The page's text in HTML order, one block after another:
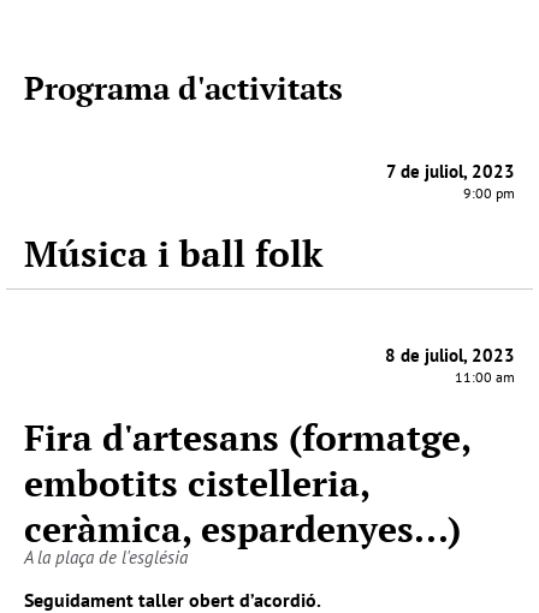
Programa d'activitats
7 de juliol, 2023
9:00 pm
Música i ball folk
8 de juliol, 2023
11:00 am
Fira d'artesans (formatge,
embotits cistelleria,
ceràmica, espardenyes...)
A la plaça de l'església
Seguidament taller obert d’acordió.